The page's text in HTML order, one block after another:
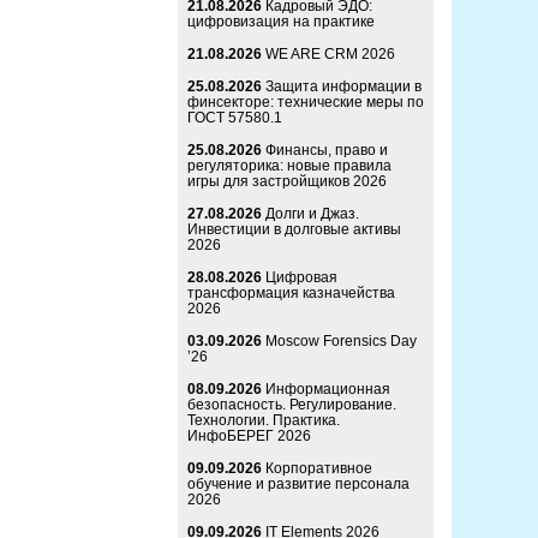
21.08.2026 Кадровый ЭДО:
цифровизация на практике
21.08.2026 WE ARE CRM 2026
25.08.2026 Защита информации в
финсекторе: технические меры по
ГОСТ 57580.1
25.08.2026 Финансы, право и
регуляторика: новые правила
игры для застройщиков 2026
27.08.2026 Долги и Джаз.
Инвестиции в долговые активы
2026
28.08.2026 Цифровая
трансформация казначейства
2026
03.09.2026 Moscow Forensics Day
’26
08.09.2026 Информационная
безопасность. Регулирование.
Технологии. Практика.
ИнфоБЕРЕГ 2026
09.09.2026 Корпоративное
обучение и развитие персонала
2026
09.09.2026 IT Elements 2026